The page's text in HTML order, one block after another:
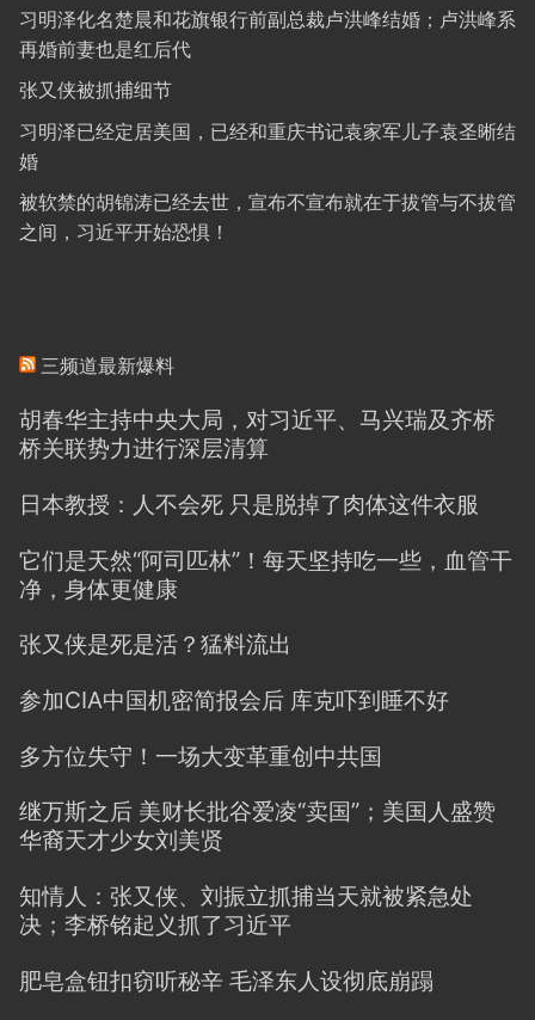
习明泽化名楚晨和花旗银行前副总裁卢洪峰结婚；卢洪峰系
再婚前妻也是红后代
张又侠被抓捕细节
习明泽已经定居美国，已经和重庆书记袁家军儿子袁圣晰结
婚
被软禁的胡锦涛已经去世，宣布不宣布就在于拔管与不拔管
之间，习近平开始恐惧！
三频道最新爆料
胡春华主持中央大局，对习近平、马兴瑞及齐桥
桥关联势力进行深层清算
日本教授：人不会死 只是脱掉了肉体这件衣服
它们是天然“阿司匹林”！每天坚持吃一些，血管干
净，身体更健康
张又侠是死是活？猛料流出
参加CIA中国机密简报会后 库克吓到睡不好
多方位失守！一场大变革重创中共国
继万斯之后 美财长批谷爱凌“卖国”；美国人盛赞
华裔天才少女刘美贤
知情人：张又侠、刘振立抓捕当天就被紧急处
决；李桥铭起义抓了习近平
肥皂盒钮扣窃听秘辛 毛泽东人设彻底崩蹋